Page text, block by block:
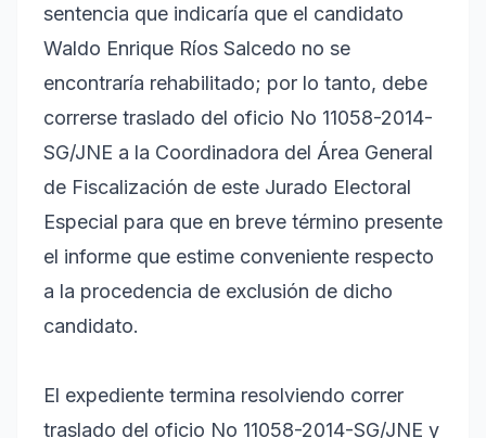
sentencia que indicaría que el candidato
Waldo Enrique Ríos Salcedo no se
encontraría rehabilitado; por lo tanto, debe
correrse traslado del oficio No 11058-2014-
SG/JNE a la Coordinadora del Área General
de Fiscalización de este Jurado Electoral
Especial para que en breve término presente
el informe que estime conveniente respecto
a la procedencia de exclusión de dicho
candidato.
El expediente termina resolviendo correr
traslado del oficio No 11058-2014-SG/JNE y